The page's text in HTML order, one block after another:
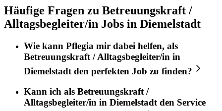
Häufige Fragen zu Betreuungskraft /
Alltagsbegleiter/in Jobs in Diemelstadt
Wie kann Pflegia mir dabei helfen, als
Betreuungskraft / Alltagsbegleiter/in in
Diemelstadtden perfekten Job zu finden?
Kann ich als Betreuungskraft /
Alltagsbegleiter/in in Diemelstadt den Service